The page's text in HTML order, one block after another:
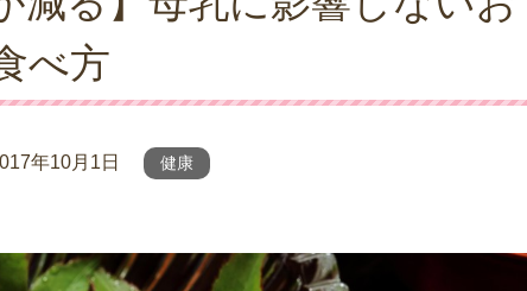
べ方
年10月1日 健康